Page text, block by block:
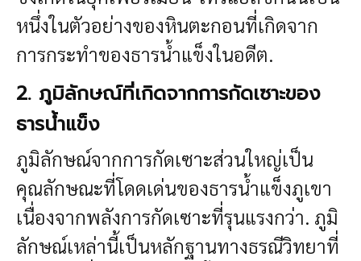
หนึ่งในตัวอย่างของหินตะกอนที่เกิดจาก
การกระทำของธารน้ำแข็งในอดีต.
2. ภูมิลักษณ์ที่เกิดจากการกัดเซาะของ
ธารน้ำแข็ง
ภูมิลักษณ์จากการกัดเซาะส่วนใหญ่เป็น
คุณลักษณะที่โดดเด่นของธารน้ำแข็งภูเขา
เนื่องจากพลังการกัดเซาะที่รุนแรงกว่า. ภูมิ
ลักษณ์เหล่านี้เป็นหลักฐานทางธรณีวิทยาที่